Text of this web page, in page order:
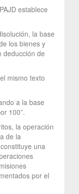
establece
la base
los bienes y
deducción de
mismo texto
a la base
100”.
la operación
de la
una
por el